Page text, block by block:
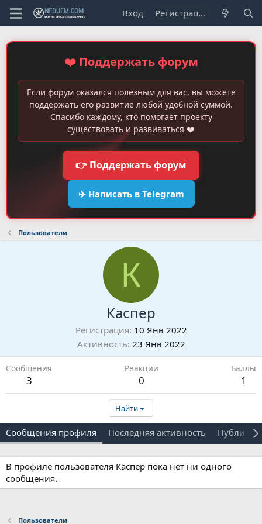
Вход Регистрация
❤️ Поддержать форум
Если форум оказался полезным для вас, вы можете
поддержать его развитие любой удобной суммой.
Спасибо каждому, кто помогает проекту
существовать и развиваться ❤️
👉 Поддержать форум
✈️ Написать в Telegram
Пользователи
К
Каспер
Регистрация 10 Янв 2022
Активность 23 Янв 2022
Сообщения
3
Реакции
0
Баллы
1
Найти
Сообщения профиля Последняя активность
В профиле пользователя Каспер пока нет ни одного
сообщения.
Пользователи